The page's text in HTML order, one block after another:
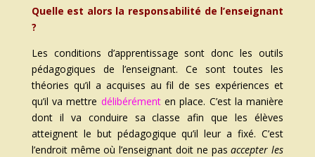
Quelle est alors la responsabilité de l’enseignant
?
Les conditions d’apprentissage sont donc les outils
pédagogiques de l’enseignant. Ce sont toutes les
théories qu’il a acquises au fil de ses expériences et
qu’il va mettre délibérémenten place. C’est la manière
dont il va conduire sa classe afin que les élèves
atteignent le but pédagogique qu’il leur a fixé. C’est
l’endroit même où l’enseignant doit ne pasaccepter les